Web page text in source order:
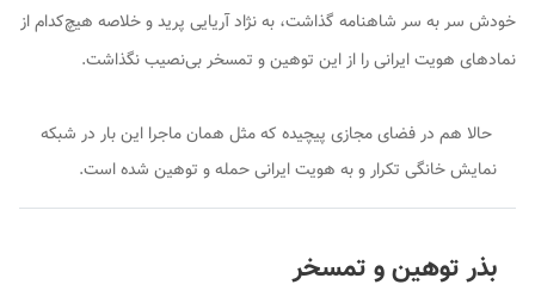
خودش سر به ‌سر شاهنامه گذاشت، به نژاد آریایی پرید و خلاصه هیچ‌کدام از
نمادهای هویت ایرانی را از این توهین و تمسخر بی‌نصیب نگذاشت.
حالا هم در فضای مجازی پیچیده که مثل همان ماجرا این بار در شبکه
نمایش خانگی تکرار و به هویت ایرانی حمله و توهین شده است.
بذر توهین و تمسخر